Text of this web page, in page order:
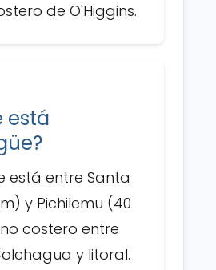
de O'Higgins.
está
está entre Santa
y Pichilemu (40
costero entre
y litoral.